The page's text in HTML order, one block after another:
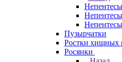
Непентесы
Пузырчатки
Ростки хищных
Росянки